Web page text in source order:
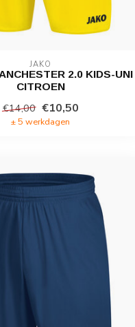
JAKO
2.0 KIDS-UNI
CITROEN
€14,00 €10,50
± 5 werkdagen